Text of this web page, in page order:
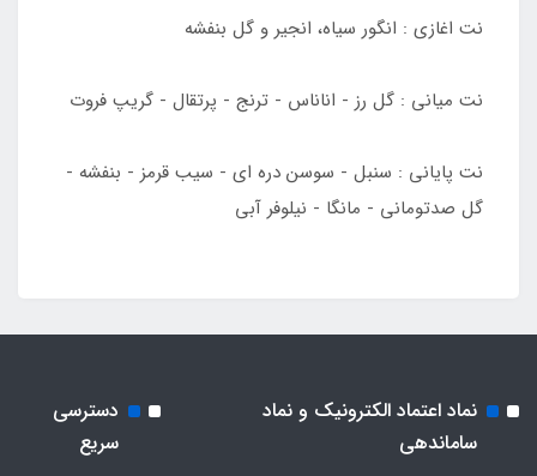
نت اغازی :‌ انگور سیاه، انجیر و گل بنفشه
نت میانی :‌ گل رز - اناناس - ترنج - پرتقال - گريپ فروت
نت پایانی : سنبل - سوسن دره ای - سيب قرمز - بنفشه -
گل صدتومانی - مانگا - نیلوفر آبی
نماد اعتماد الکترونیک و نماد
ساماندهی
دسترسی
سریع